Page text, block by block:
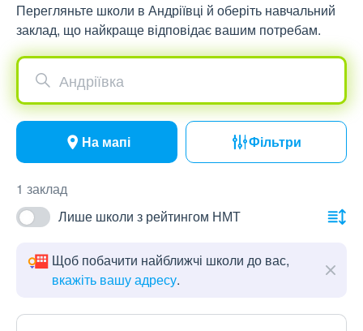
Перегляньте школи в Андріївці й оберіть навчальний
заклад, що найкраще відповідає вашим потребам.
Андріївка
На мапі Фільтри
1 заклад
Лише школи з рейтингом НМТ
Щоб побачити найближчі школи до вас,
вкажіть вашу адресу.